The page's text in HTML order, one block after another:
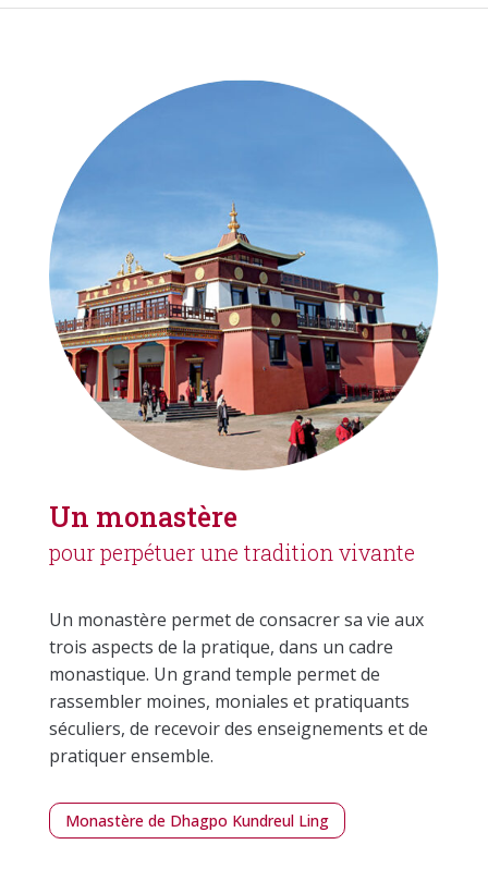
Un monastère
pour perpétuer une tradition vivante
Un monastère permet de consacrer sa vie aux
trois aspects de la pratique, dans un cadre
monastique. Un grand temple permet de
rassembler moines, moniales et pratiquants
séculiers, de recevoir des enseignements et de
pratiquer ensemble.
Monastère de Dhagpo Kundreul Ling